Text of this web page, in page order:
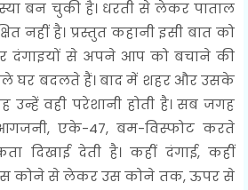
बन चुकी है। धरती से लेकर पाताल
नहीं है। प्रस्तुत कहानी इसी बात को
दंगाइयों से अपने आप को बचाने की
घर बदलते हैं। बाद में शहर और उसके
वही परेशानी होती है। सब जगह
एके-47, बम-विस्फोट करते
दिखाई देती है। कहीं दंगाई, कहीं
कोने से लेकर उस कोने तक, ऊपर से